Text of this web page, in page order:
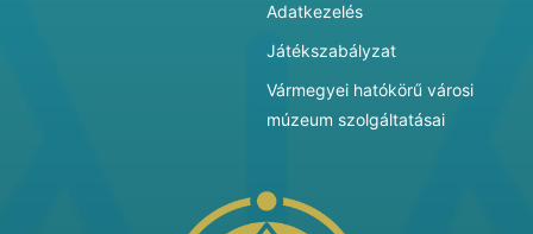
Adatkezelés
Játékszabályzat
Vármegyei hatókörű városi
múzeum szolgáltatásai